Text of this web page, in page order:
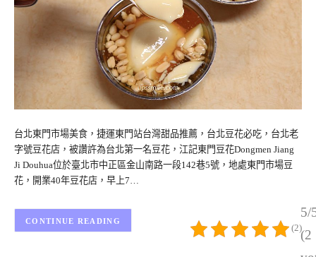
台北東門市場美食，捷運東門站台灣甜品推薦，台北豆花必吃，台北老
字號豆花店，被讚許為台北第一名豆花，江記東門豆花Dongmen Jiang
Ji Douhua位於臺北市中正區金山南路一段142巷5號，地處東門市場豆
花，開業40年豆花店，早上7…
5/
(2
(2)
CONTINUE READING